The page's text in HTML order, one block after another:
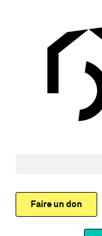
Faire un don